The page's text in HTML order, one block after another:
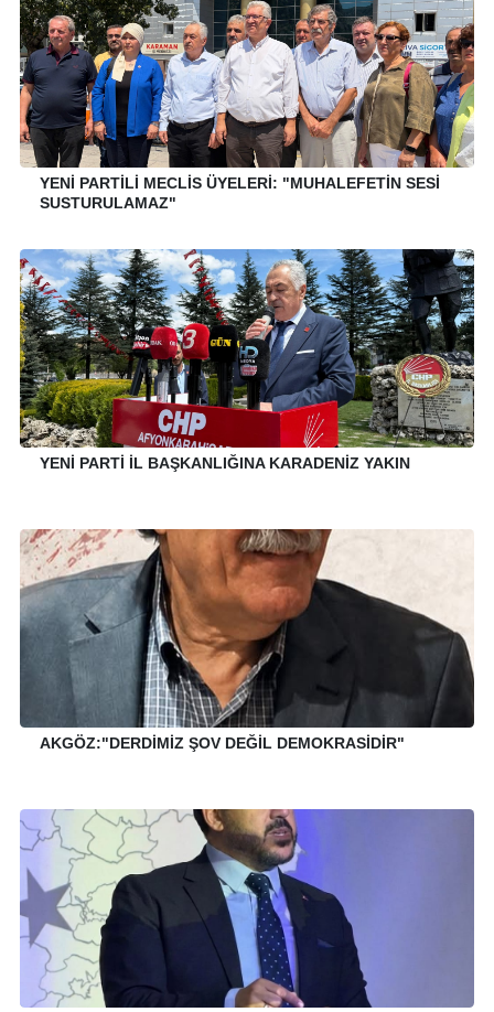
YENİ PARTİLİ MECLİS ÜYELERİ: "MUHALEFETİN SESİ
SUSTURULAMAZ"
YENİ PARTİ İL BAŞKANLIĞINA KARADENİZ YAKIN
AKGÖZ:"DERDİMİZ ŞOV DEĞİL DEMOKRASİDİR"